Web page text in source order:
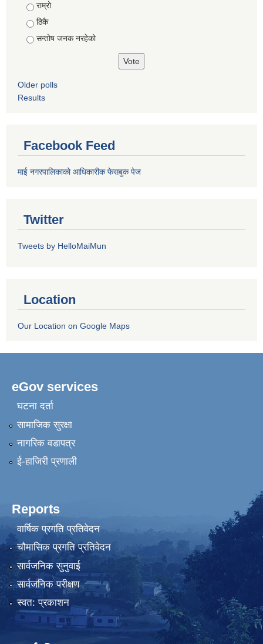
राम्रो
ठिकै
सन्तोष जनक नरहेको
Older polls
Results
Facebook Feed
माई नगरपालिकाको आधिकारीक फेसबुक पेज
Twitter
Tweets by HelloMaiMun
Location
Our Location on Google Maps
eGov services
घटना दर्ता
सामाजिक सुरक्षा
नागरिक वडापत्र
ई-हाजिरी प्रणाली
Reports
वार्षिक प्रगति प्रतिवेदन
चौमासिक प्रगति प्रतिवेदन
सार्वजनिक सुनुवाई
सार्वजनिक परीक्षण
स्वत: प्रकाशन